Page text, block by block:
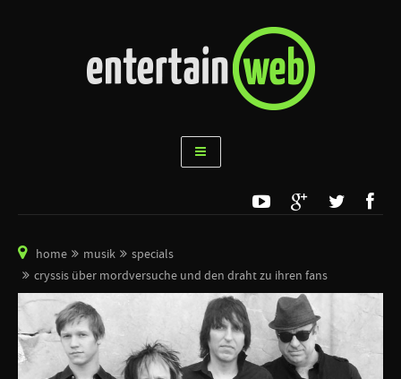
home musik
specials
cryssis über mordversuche und den draht zu ihren fans